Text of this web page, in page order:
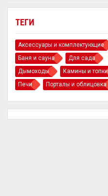
ТЕГИ
Аксессуары и комплектующие
Баня и сауна
Для сада
Дымоходы
Камины и топки
Печи
Порталы и облицовка